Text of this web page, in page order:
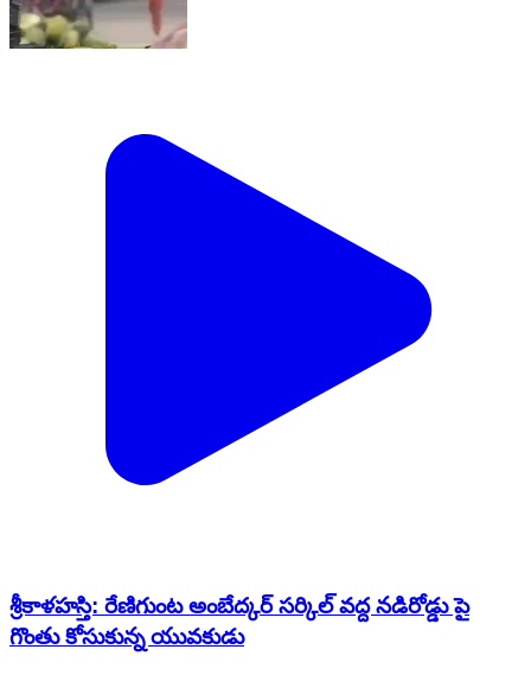
శ్రీకాళహస్తి: రేణిగుంట అంబేద్కర్ సర్కిల్ వద్ద నడిరోడ్డు పై
గొంతు కోసుకున్న యువకుడు